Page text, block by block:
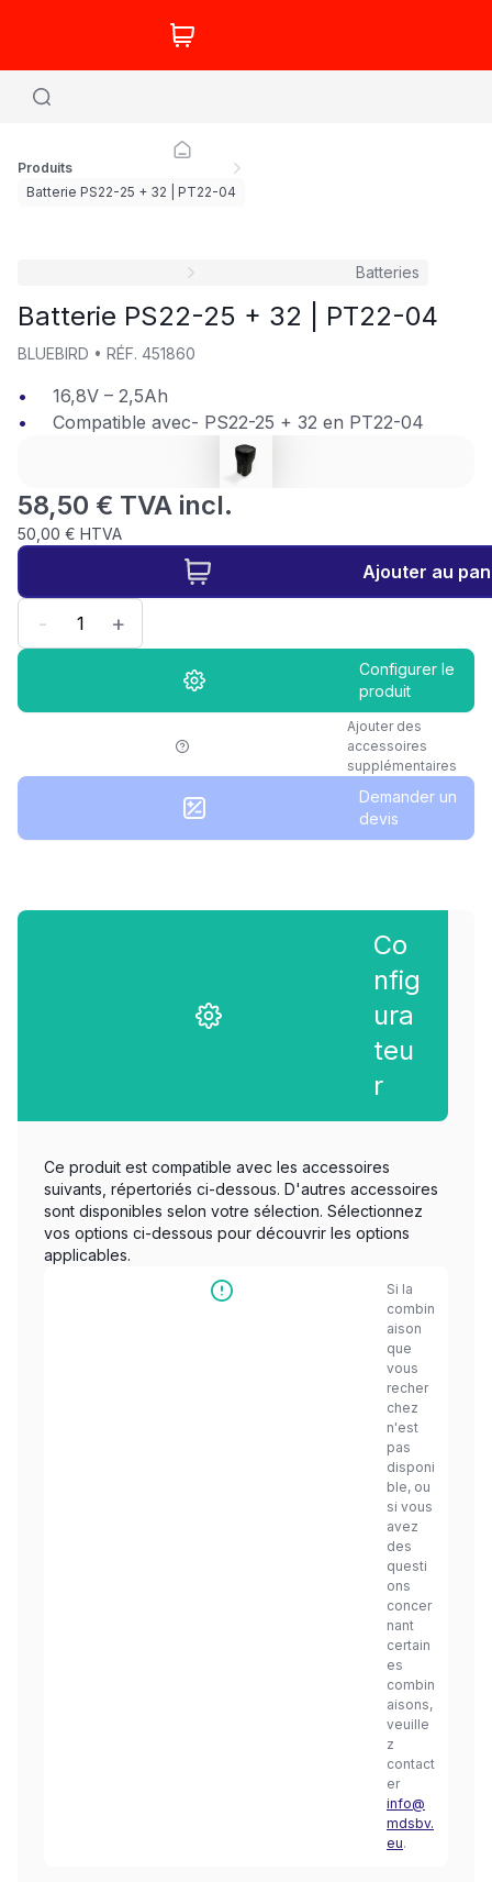
Produits
Batterie PS22-25 + 32 | PT22-04
Batteries
Batterie PS22-25 + 32 | PT22-04
BLUEBIRD • RÉF. 451860
16,8V – 2,5Ah
Compatible avec- PS22-25 + 32 en PT22-04
58,50 € TVA incl.
50,00 € HTVA
Ajouter au
- +
Configurer le
produit
Ajouter des
accessoires
supplémentaires
Demander un
devis
Co
nfig
ura
teu
r
Ce produit est compatible avec les accessoires
suivants, répertoriés ci-dessous. D'autres accessoires
sont disponibles selon votre sélection. Sélectionnez
vos options ci-dessous pour découvrir les options
applicables.
Si la
combin
aison
que
vous
recher
chez
n'est
pas
disponi
ble, ou
si vous
avez
des
questi
ons
concer
nant
certain
es
combin
aisons,
veuille
z
contact
er
info@
mdsbv.
eu.